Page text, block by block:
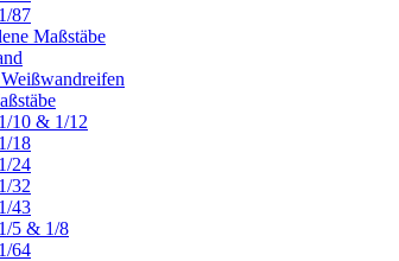
87
Maßstäbe
10 & 1/12
18
24
32
43
5 & 1/8
64